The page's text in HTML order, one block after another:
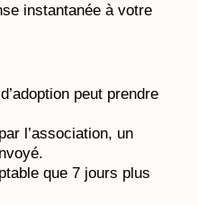
instantanée à votre
peut prendre
l’association, un
que 7 jours plus